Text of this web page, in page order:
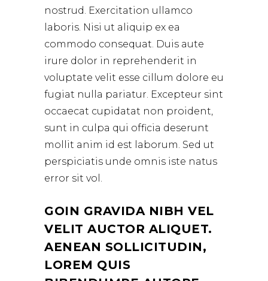
nostrud. Exercitation ullamco
laboris. Nisi ut aliquip ex ea
commodo consequat. Duis aute
irure dolor in reprehenderit in
voluptate velit esse cillum dolore eu
fugiat nulla pariatur. Excepteur sint
occaecat cupidatat non proident,
sunt in culpa qui officia deserunt
mollit anim id est laborum. Sed ut
perspiciatis unde omnis iste natus
error sit vol.
GOIN GRAVIDA NIBH VEL
VELIT AUCTOR ALIQUET.
AENEAN SOLLICITUDIN,
LOREM QUIS